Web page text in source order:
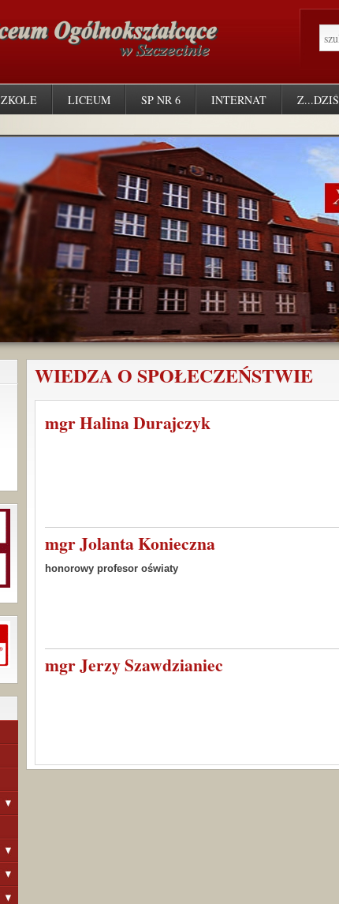
LICEUM SP NR 6 INTERNAT Z...DZIŚ
WIEDZA O SPOŁECZEŃSTWIE
mgr Halina Durajczyk
mgr Jolanta Konieczna
honorowy profesor oświaty
mgr Jerzy Szawdzianiec